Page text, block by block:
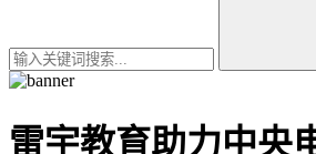
雷宇教育助力中央